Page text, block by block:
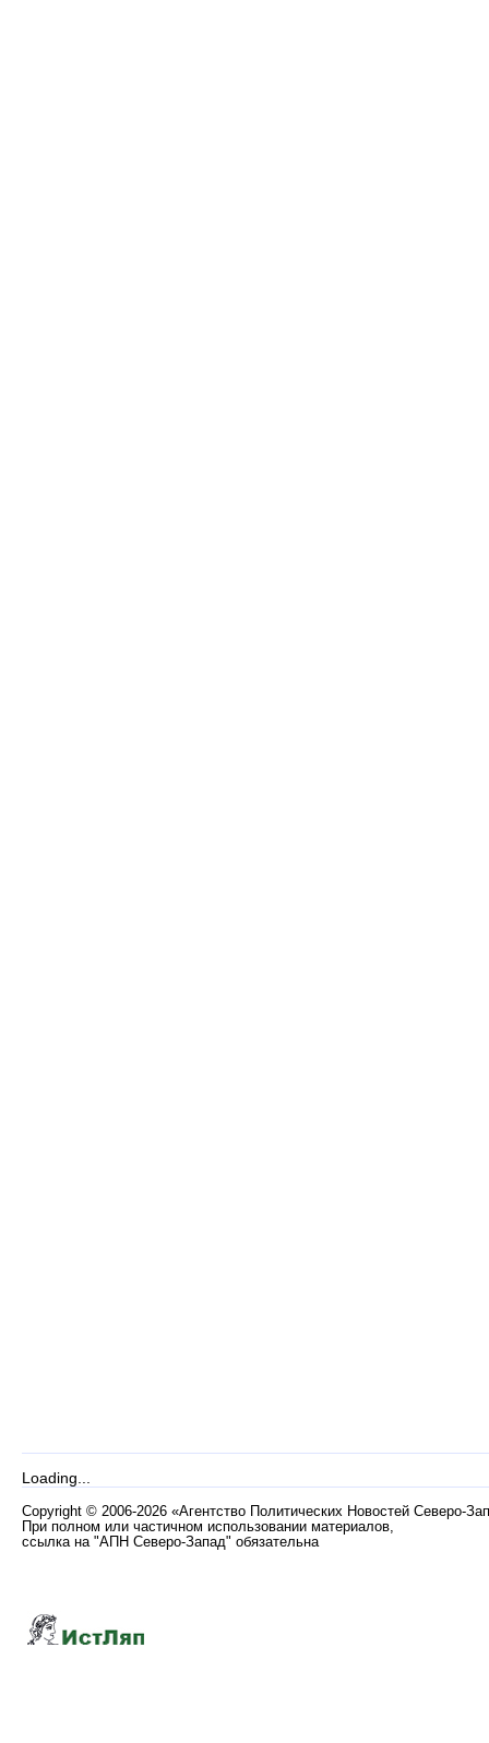
Loading...
Copyright © 2006-2026 «Агентство Политических Новостей Северо-
При полном или частичном использовании материалов,
ссылка на "АПН Северо-Запад" обязательна